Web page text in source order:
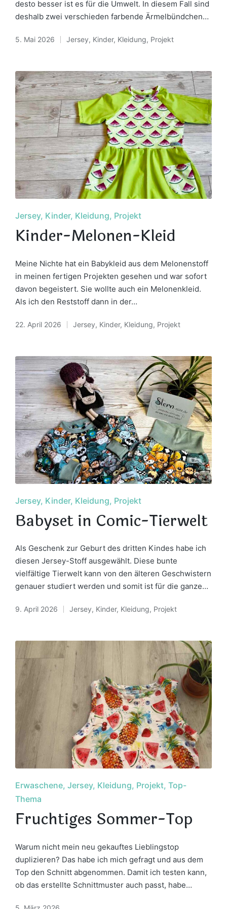
desto besser ist es für die Umwelt. In diesem Fall sind
deshalb zwei verschieden farbende Ärmelbündchen…
5. Mai 2026
Posted
Jersey, Kinder, Kleidung, Projekt
Posted
in
Jersey Kinder Kleidung Projekt
Kinder-Melonen-Kleid
Meine Nichte hat ein Babykleid aus dem Melonenstoff
in meinen fertigen Projekten gesehen und war sofort
davon begeistert. Sie wollte auch ein Melonenkleid.
Als ich den Reststoff dann in der…
22. April 2026
Posted
Jersey, Kinder, Kleidung, Projekt
Posted
in
Jersey Kinder Kleidung Projekt
Babyset in Comic-Tierwelt
Als Geschenk zur Geburt des dritten Kindes habe ich
diesen Jersey-Stoff ausgewählt. Diese bunte
vielfältige Tierwelt kann von den älteren Geschwistern
genauer studiert werden und somit ist für die ganze…
9. April 2026
Posted
Jersey, Kinder, Kleidung, Projekt
Posted
in
Erwaschene Jersey Kleidung Projekt Top-
Thema
Fruchtiges Sommer-Top
Warum nicht mein neu gekauftes Lieblingstop
duplizieren? Das habe ich mich gefragt und aus dem
Top den Schnitt abgenommen. Damit ich testen kann,
ob das erstellte Schnittmuster auch passt, habe…